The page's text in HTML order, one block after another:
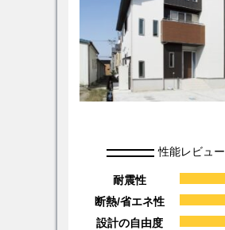
性能レビュー
耐震性
断熱/省エネ性
設計の自由度